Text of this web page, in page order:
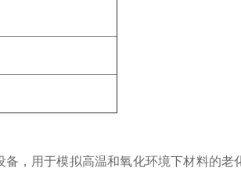
用于模拟高温和氧化环境下材料的老